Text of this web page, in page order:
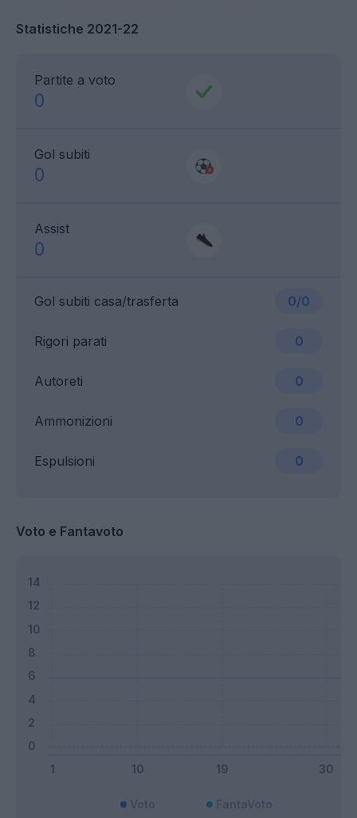
Statistiche 2021-22
Partite a voto
0
Gol subiti
0
Assist
0
Gol subiti casa/trasferta 0/0
Ammonizioni 0
Rigori parati 0
Espulsioni 0
Autoreti 0
Voto e Fantavoto